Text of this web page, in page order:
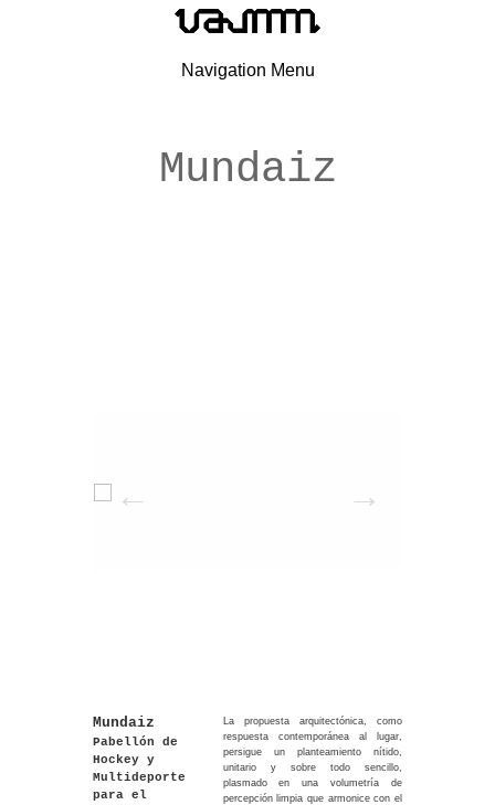
Navigation Menu
Mundaiz
La propuesta arquitectónica, como
respuesta contemporánea al lugar,
persigue un planteamiento nítido,
unitario y sobre todo sencillo,
plasmado en una volumetría de
percepción limpia que armonice con el
Mundaiz
Pabellón de
Hockey y
Multideporte
para el